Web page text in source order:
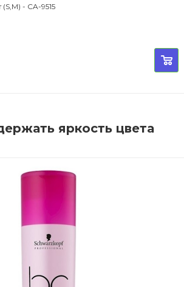
- CA-9515
яркость цвета